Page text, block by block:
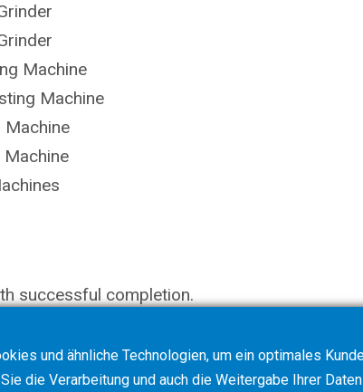
Machine
Machine
Machine
Machine
successful completion.
und ähnliche Technologien, um ein optimales
die Verarbeitung und auch die Weitergabe Ihrer